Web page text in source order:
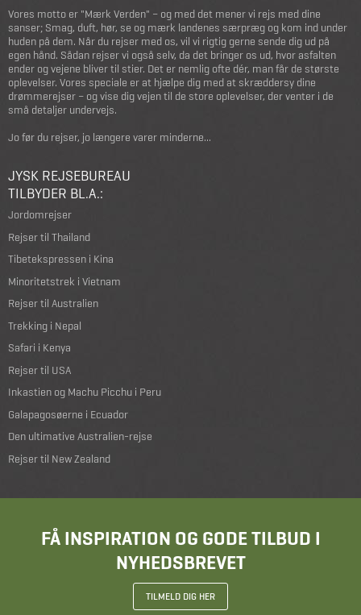
Vores motto er "Mærk Verden" – og med det mener vi rejs med dine
sanser; Smag, duft, hør, se og mærk landenes særpræg og kom ind under
huden på dem. Når du rejser med os, vil vi rigtig gerne sende dig ud på
egen hånd. Sådan rejser vi også selv, da det bringer os ud, hvor asfalten
ender og vejene bliver til stier. Det er nemlig ofte dér, man får de største
oplevelser. Vores speciale er at hjælpe dig med at skræddersy dine
drømmerejser – og vise dig vejen til de store oplevelser, der venter i de
små detaljer undervejs.
Jo før du rejser, jo længere varer minderne...
JYSK REJSEBUREAU
TILBYDER BL.A.:
Jordomrejser
Rejser til Thailand
Tibetekspressen i Kina
Minoritetstrek i Vietnam
Rejser til Australien
Trekking i Nepal
Safari i Kenya
Rejser til USA
Inkastien og Machu Picchu i Peru
Galapagosøerne i Ecuador
Den ultimative Australien-rejse
Rejser til New Zealand
FÅ INSPIRATION OG GODE TILBUD I
NYHEDSBREVET
TILMELD DIG HER